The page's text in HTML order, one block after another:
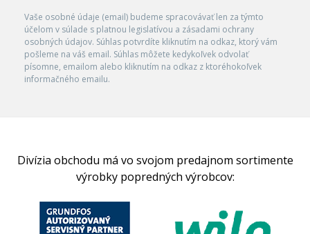
Vaše osobné údaje (email) budeme spracovávať len za týmto
účelom v súlade s platnou legislatívou a zásadami ochrany
osobných údajov. Súhlas potvrdíte kliknutím na odkaz, ktorý vám
pošleme na váš email. Súhlas môžete kedykoľvek odvolať
písomne, emailom alebo kliknutím na odkaz z ktoréhokoľvek
informačného emailu.
Divízia obchodu má vo svojom predajnom sortimente
výrobky popredných výrobcov: